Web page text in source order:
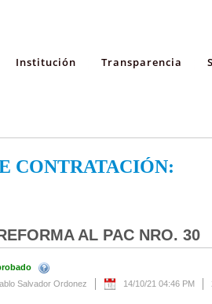
Institución Transparencia
CONTRATACIÓN:
AL PAC NRO. 30
Salvador Ordonez
14/10/21 04:46 PM